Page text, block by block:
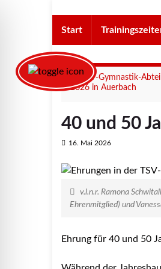
Start
TSV-Gymnastik-
2026 in Auerbach
40 und 50
16. Mai 2026
v.l.n.r. Ramona
Ehrenmitglied) und
Ehrung für 40 und 50